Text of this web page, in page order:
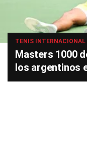
TENIS INTERNACIONAL
Masters 1000
los argentinos